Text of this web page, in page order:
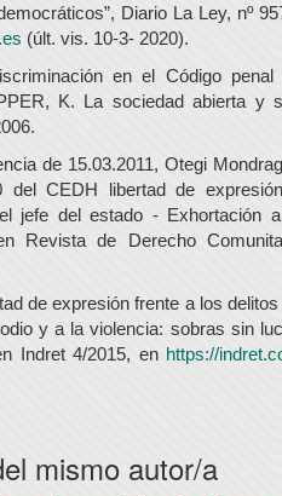
Diario La Ley, nº
(últ. vis. 10-3- 2020).
en el Código penal
K. La sociedad abierta y
de 15.03.2011, Otegi
del CEDH libertad de
jefe del estado - Exhortación
Revista de Derecho
de expresión frente a los delitos
y a la violencia: sobras sin
Indret 4/2015, en https://
mismo autor/a